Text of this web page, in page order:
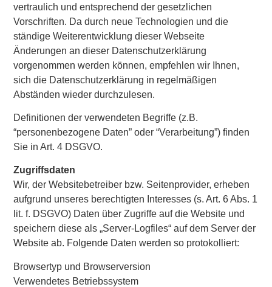
vertraulich und entsprechend der gesetzlichen
Vorschriften. Da durch neue Technologien und die
ständige Weiterentwicklung dieser Webseite
Änderungen an dieser Datenschutzerklärung
vorgenommen werden können, empfehlen wir Ihnen,
sich die Datenschutzerklärung in regelmäßigen
Abständen wieder durchzulesen.
Definitionen der verwendeten Begriffe (z.B.
“personenbezogene Daten” oder “Verarbeitung”) finden
Sie in Art. 4 DSGVO.
Zugriffsdaten
Wir, der Websitebetreiber bzw. Seitenprovider, erheben
aufgrund unseres berechtigten Interesses (s. Art. 6 Abs. 1
lit. f. DSGVO) Daten über Zugriffe auf die Website und
speichern diese als „Server-Logfiles“ auf dem Server der
Website ab. Folgende Daten werden so protokolliert:
Browsertyp und Browserversion
Verwendetes Betriebssystem